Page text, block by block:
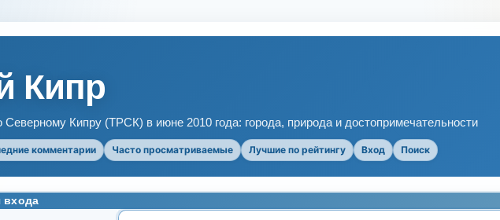
Кипр
Северному Кипру (ТРСК) в июне 2010 года: города, природа и достопримечательности
комментарии Часто просматриваемые Лучшие по рейтингу Вход Поиск
входа